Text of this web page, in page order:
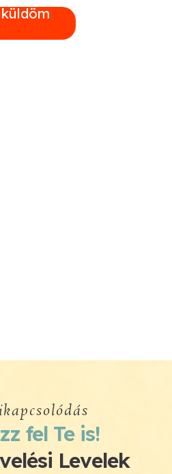
fel Te is!
Levelek